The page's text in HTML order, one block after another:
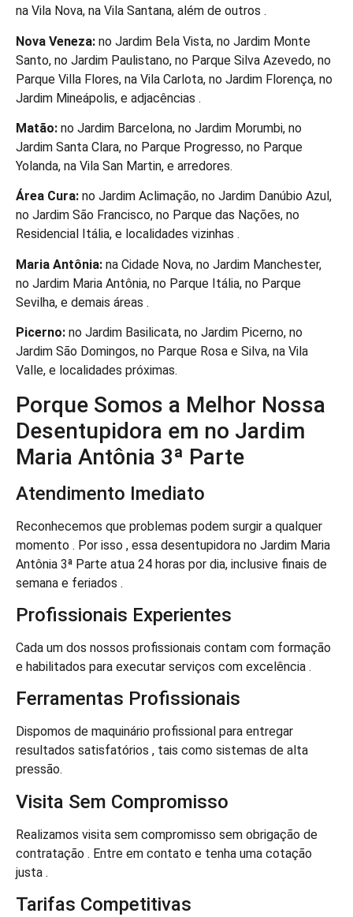
na Vila Nova, na Vila Santana, além de outros .
Nova Veneza: no Jardim Bela Vista, no Jardim Monte
Santo, no Jardim Paulistano, no Parque Silva Azevedo, no
Parque Villa Flores, na Vila Carlota, no Jardim Florença, no
Jardim Mineápolis, e adjacências .
Matão: no Jardim Barcelona, no Jardim Morumbi, no
Jardim Santa Clara, no Parque Progresso, no Parque
Yolanda, na Vila San Martin, e arredores.
Área Cura: no Jardim Aclimação, no Jardim Danúbio Azul,
no Jardim São Francisco, no Parque das Nações, no
Residencial Itália, e localidades vizinhas .
Maria Antônia: na Cidade Nova, no Jardim Manchester,
no Jardim Maria Antônia, no Parque Itália, no Parque
Sevilha, e demais áreas .
Picerno: no Jardim Basilicata, no Jardim Picerno, no
Jardim São Domingos, no Parque Rosa e Silva, na Vila
Valle, e localidades próximas.
Porque Somos a Melhor Nossa
Desentupidora em no Jardim
Maria Antônia 3ª Parte
Atendimento Imediato
Reconhecemos que problemas podem surgir a qualquer
momento . Por isso , essa desentupidora no Jardim Maria
Antônia 3ª Parte atua 24 horas por dia, inclusive finais de
semana e feriados .
Profissionais Experientes
Cada um dos nossos profissionais contam com formação
e habilitados para executar serviços com excelência .
Ferramentas Profissionais
Dispomos de maquinário profissional para entregar
resultados satisfatórios , tais como sistemas de alta
pressão.
Visita Sem Compromisso
Realizamos visita sem compromisso sem obrigação de
contratação . Entre em contato e tenha uma cotação
justa .
Tarifas Competitivas